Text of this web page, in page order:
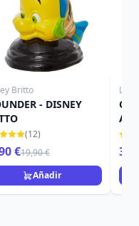
Britto
- DISNEY
(12)
€19,90 €
Añadir